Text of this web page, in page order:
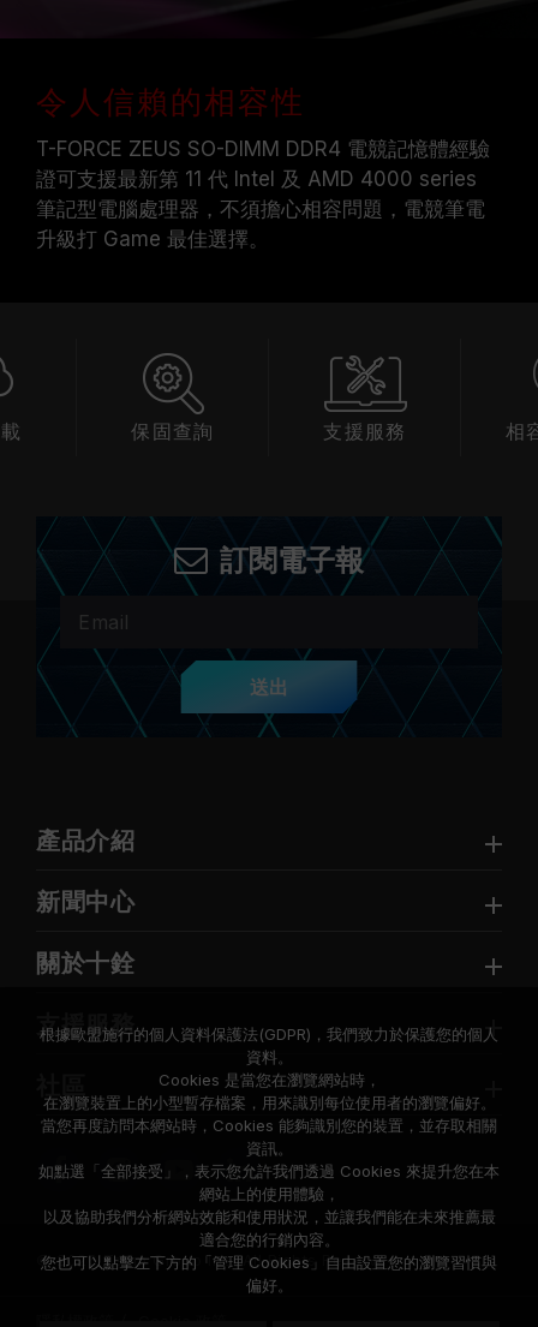
令人信賴的相容性
T-FORCE ZEUS SO-DIMM DDR4 電競記憶體經驗
證可支援最新第 11 代 Intel 及 AMD 4000 series
筆記型電腦處理器，不須擔心相容問題，電競筆電
升級打 Game 最佳選擇。
保固查詢 支援服務 相
訂閱電子報
送出
產品介紹
新聞中心
關於十銓
支援服務
© 2026 Team Group Inc. All Rights Reserved.
根據歐盟施行的個人資料保護法(GDPR)，我們致力於保護您的個人
資料。
Cookies 是當您在瀏覽網站時，
在瀏覽裝置上的小型暫存檔案，用來識別每位使用者的瀏覽偏好。
當您再度訪問本網站時，Cookies 能夠識別您的裝置，並存取相關
資訊。
如點選「全部接受」，表示您允許我們透過 Cookies 來提升您在本
網站上的使用體驗，
以及協助我們分析網站效能和使用狀況，並讓我們能在未來推薦最
適合您的行銷內容。
您也可以點擊左下方的「管理 Cookies」自由設置您的瀏覽習慣與
偏好。